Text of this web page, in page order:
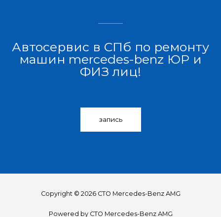
Автосервис в СПб по ремонту
машин mercedes-benz ЮР и
ФИЗ лиц!
запись
Copyright © 2026 СТО Mercedes-Benz AMG
Powered by СТО Mercedes-Benz AMG